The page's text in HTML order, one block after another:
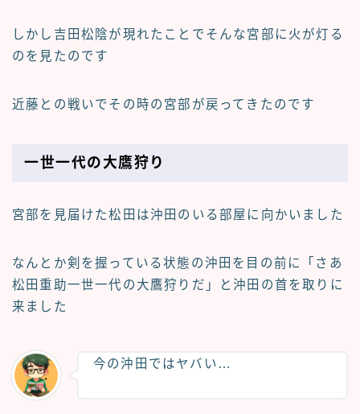
しかし吉田松陰が現れたことでそんな宮部に火が灯る
のを見たのです
近藤との戦いでその時の宮部が戻ってきたのです
一世一代の大鷹狩り
宮部を見届けた松田は沖田のいる部屋に向かいました
なんとか剣を握っている状態の沖田を目の前に「さあ
松田重助一世一代の大鷹狩りだ」と沖田の首を取りに
来ました
今の沖田ではヤバい…